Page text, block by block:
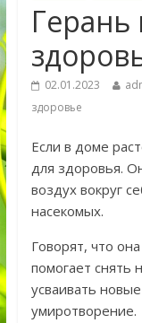
Герань
02.01.2023
здоровье
Если в доме
для здоровья.
воздух вокруг
насекомых.
Говорят, что
помогает снять
усваивать
умиротворение.